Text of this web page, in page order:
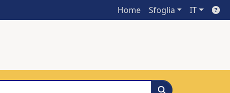
Home Sfoglia IT